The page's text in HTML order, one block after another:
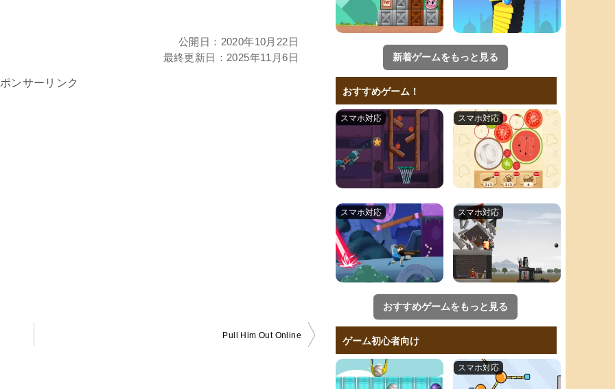
公開日： 2020年10月22日
最終更新日： 2025年11月6日
ンサーリンク
Pull Him Out Online
新着ゲームをもっと見る
おすすめゲーム！
おすすめゲームをもっと見る
ゲーム初心者向け